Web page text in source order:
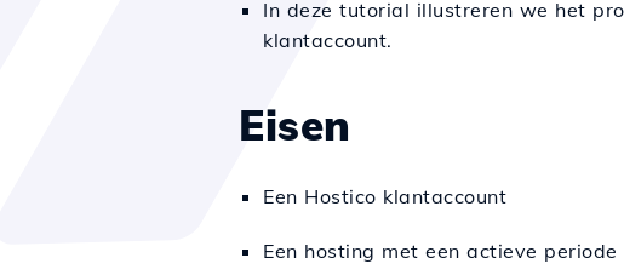
In deze tutorial illustreren we het
klantaccount.
Eisen
Een Hostico klantaccount
Een hosting met een actieve periode